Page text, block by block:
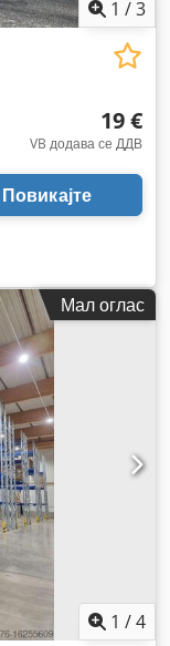
1 /3
19 €
VB додава се ДДВ
Повикајте
Мал оглас
1 /4